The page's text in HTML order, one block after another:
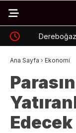
Dereboğazı
Ana Sayfa › Ekonomi
Edecek